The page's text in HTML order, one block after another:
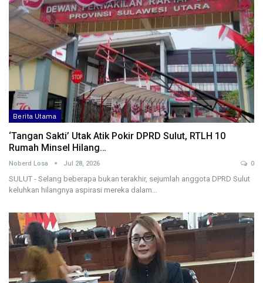
Berita Utama
‘Tangan Sakti’ Utak Atik Pokir DPRD Sulut, RTLH 10
Rumah Minsel Hilang…
Noberd Losa Jul 28, 2026 0
SULUT - Selang beberapa bukan terakhir, sejumlah anggota DPRD Sulut
keluhkan hilangnya aspirasi mereka dalam…